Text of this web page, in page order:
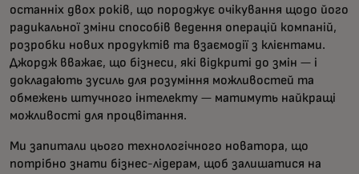
останніх двох років, що породжує очікування щодо його
радикальної зміни способів ведення операцій компаній,
розробки нових продуктів та взаємодії з клієнтами.
Джордж вважає, що бізнеси, які відкриті до змін — і
докладають зусиль для розуміння можливостей та
обмежень штучного інтелекту — матимуть найкращі
можливості для процвітання.
Ми запитали цього технологічного новатора, що
потрібно знати бізнес-лідерам, щоб залишатися на